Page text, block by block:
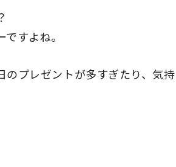
すよね。
のプレゼントが多すぎたり、気持